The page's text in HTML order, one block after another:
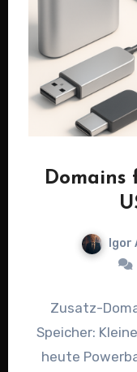
Domains
Igor
Zusatz-
Speicher:
heute